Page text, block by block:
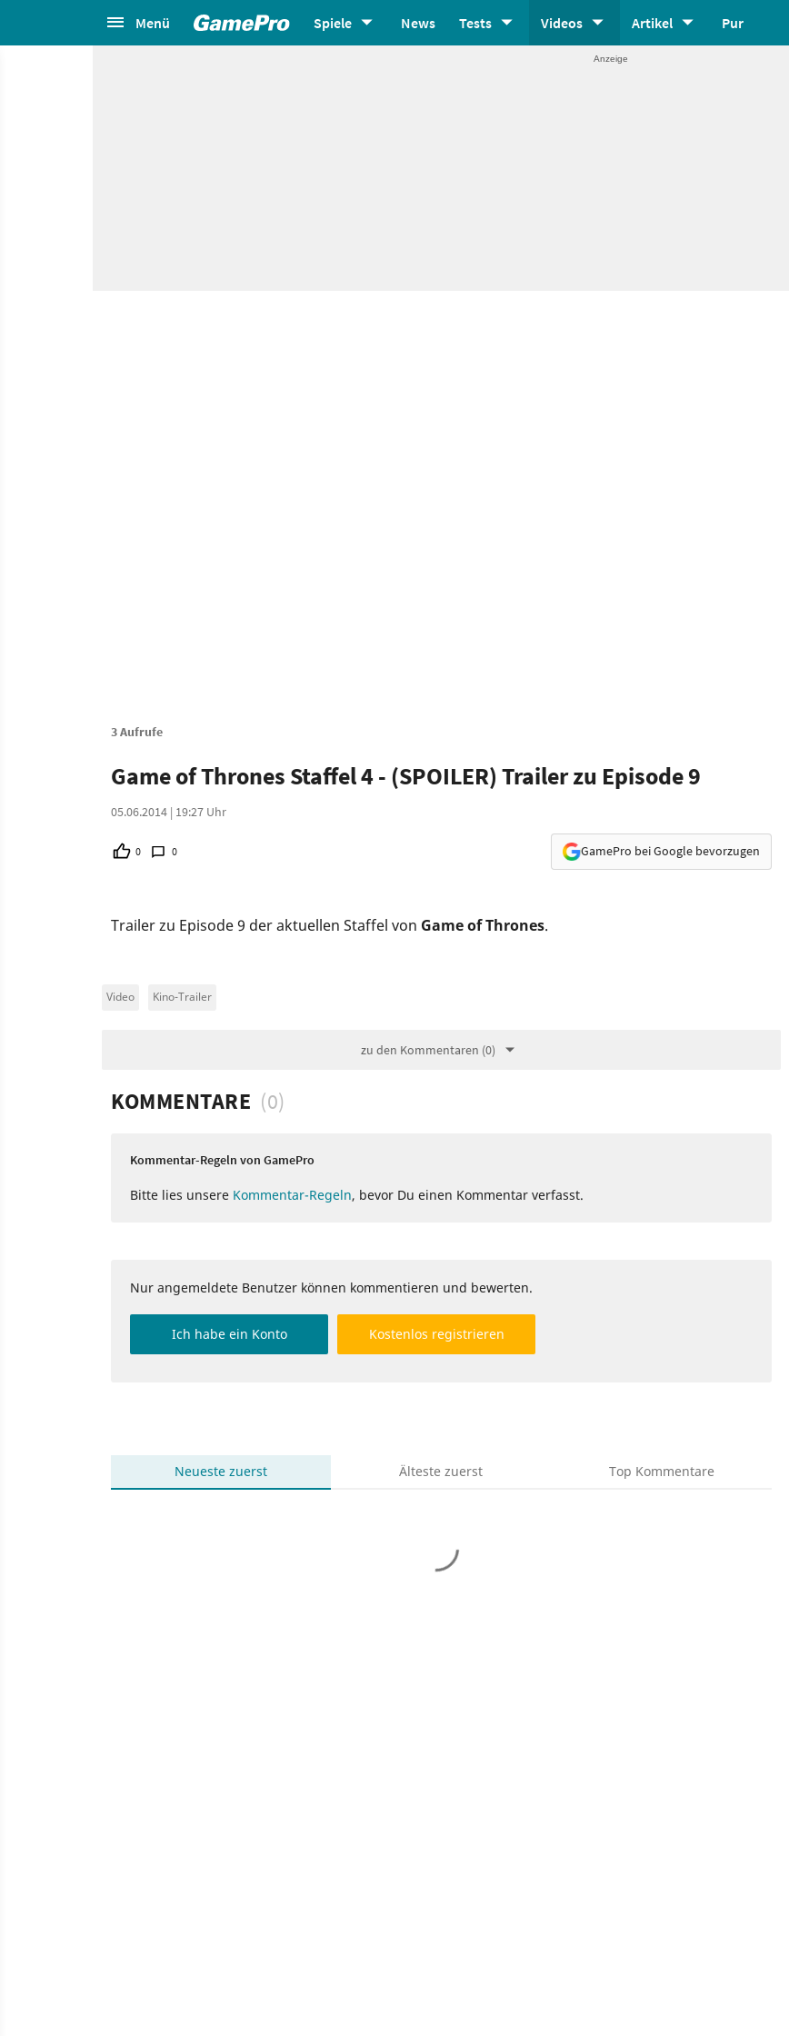
Menü Spiele News Tests Videos Artikel Pur
3 Aufrufe
Game of Thrones Staffel 4 - (SPOILER) Trailer zu Episode 9
05.06.2014 | 19:27 Uhr
0 0 GamePro bei Google bevorzugen
Trailer zu Episode 9 der aktuellen Staffel von Game of Thrones.
Video Kino-Trailer
zu den Kommentaren (0)
KOMMENTARE (0)
Kommentar-Regeln von GamePro
Bitte lies unsere Kommentar-Regeln, bevor Du einen Kommentar verfasst.
Nur angemeldete Benutzer können kommentieren und bewerten.
Ich habe ein Konto Kostenlos registrieren
Neueste zuerst Älteste zuerst Top Kommentare